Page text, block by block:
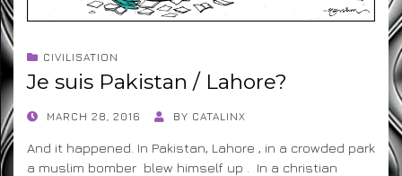
CIVILISATION
Je suis Pakistan / Lahore?
POSTEDMARCH 28, 2016 BY CATALINX
And it happened. In Pakistan, Lahore , in a crowded park
a muslim bomber blew himself up . In a christian